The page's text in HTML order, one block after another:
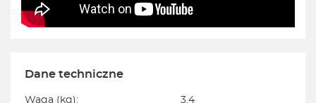
Dane techniczne
Waga (kg):
3.4